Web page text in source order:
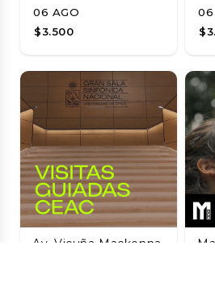
06 AGO
$3.500
06
Av. Vicuña Mackenna